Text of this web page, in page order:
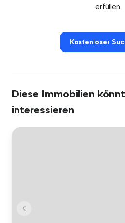
erfüllen.
Kostenloser
Diese Immobilien
interessieren